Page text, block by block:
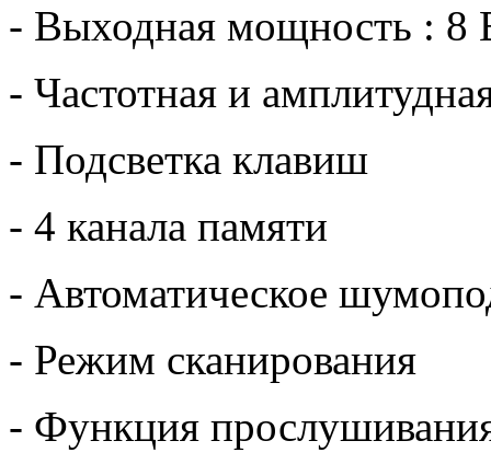
- Выходная мощность : 8
- Частотная и
- Подсветка клавиш
- 4 канала памяти
- Автоматическое
- Режим сканирования
- Функция